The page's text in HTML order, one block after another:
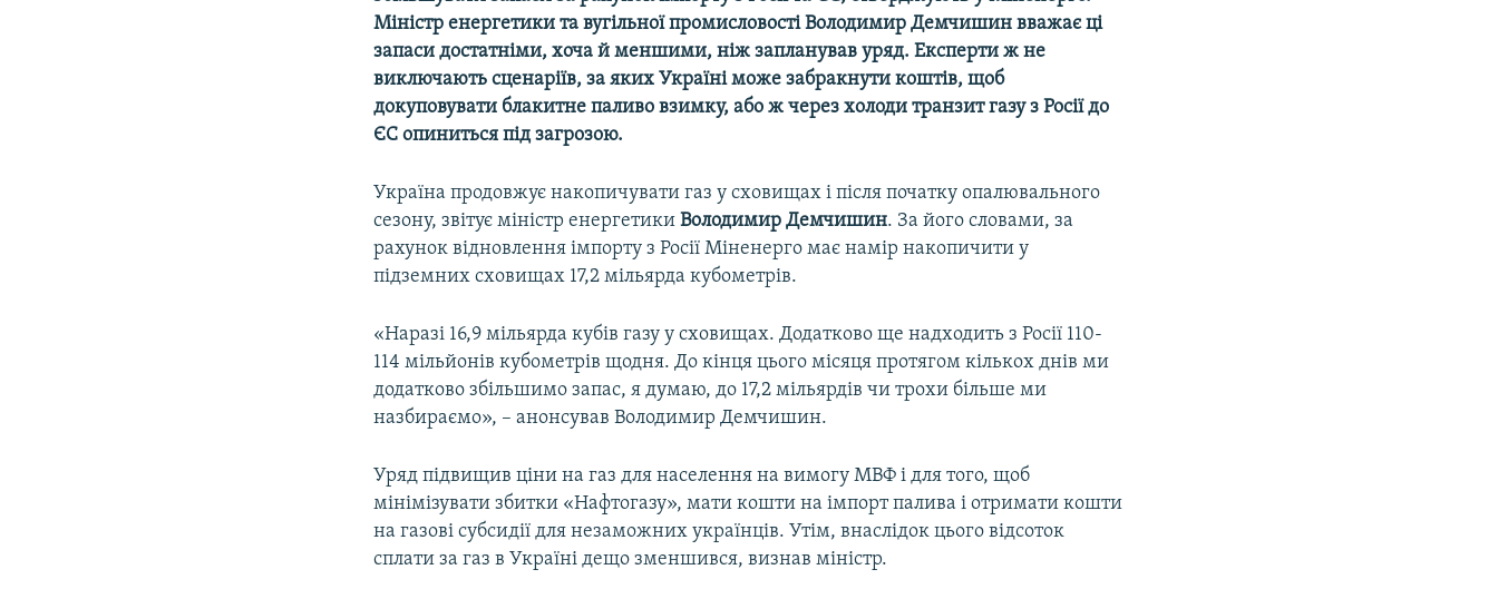
Міністр енергетики та вугільної промисловості Володимир Демчишин вважає ці
запаси достатніми, хоча й меншими, ніж запланував уряд. Експерти ж не
виключають сценаріїв, за яких Україні може забракнути коштів, щоб
докуповувати блакитне паливо взимку, або ж через холоди транзит газу з Росії до
ЄС опиниться під загрозою.
Україна продовжує накопичувати газ у сховищах і після початку опалювального
сезону, звітує міністр енергетикиВолодимир Демчишин. За його словами, за
рахунок відновлення імпорту з Росії Міненерго має намір накопичити у
підземних сховищах 17,2 мільярда кубометрів.
«Наразі 16,9 мільярда кубів газу у сховищах. Додатково ще надходить з Росії 110-
114 мільйонів кубометрів щодня. До кінця цього місяця протягом кількох днів ми
додатково збільшимо запас, я думаю, до 17,2 мільярдів чи трохи більше ми
назбираємо», – анонсував Володимир Демчишин.
Уряд підвищив ціни на газ для населення на вимогу МВФ і для того, щоб
мінімізувати збитки «Нафтогазу», мати кошти на імпорт палива і отримати кошти
на газові субсидії для незаможних українців. Утім, внаслідок цього відсоток
сплати за газ в Україні дещо зменшився, визнав міністр.